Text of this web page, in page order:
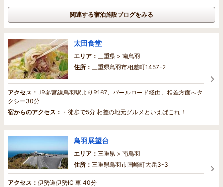
関連する宿泊施設ブログをみる
太田食堂
エリア： 三重県 > 南鳥羽
住所： 三重県鳥羽市相差町1457-2
アクセス： JR参宮線鳥羽駅よりR167、パールロード経由、相差方面へタ
クシー30分
宿からのアクセス： ・徒歩で5分 相差の地元グルメといえばこれ！
鳥羽展望台
エリア： 三重県 > 南鳥羽
住所： 三重県鳥羽市国崎町大岳3-3
アクセス： 伊勢道伊勢IC 車 40分